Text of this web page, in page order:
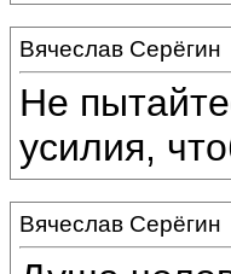
Вячеслав Серёгин
Не
усилия,
Вячеслав Серёгин